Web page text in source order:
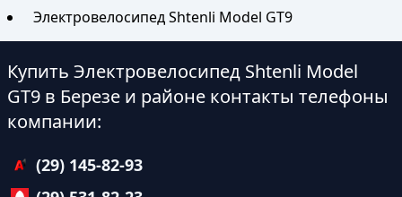
Электровелосипед Shtenli Model GT9
Купить Электровелосипед Shtenli Model
GT9 в Березе и районе контакты телефоны
компании:
(29) 145-82-93